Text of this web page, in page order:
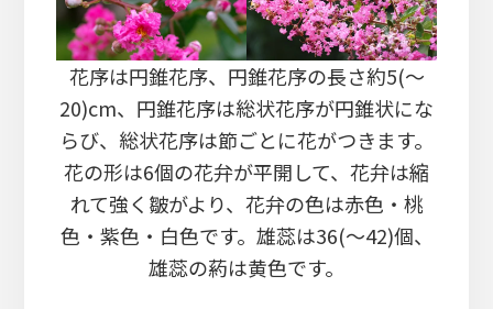
花序は円錐花序、円錐花序の長さ約5(～
20)cm、円錐花序は総状花序が円錐状にな
らび、総状花序は節ごとに花がつきます。
花の形は6個の花弁が平開して、花弁は縮
れて強く皺がより、花弁の色は赤色・桃
色・紫色・白色です。雄蕊は36(～42)個、
雄蕊の葯は黄色です。